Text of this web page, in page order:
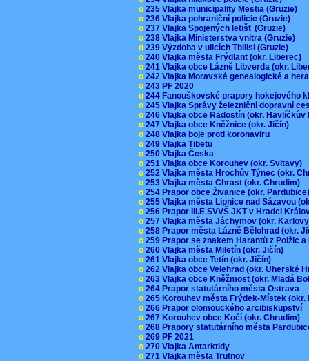
o 235 Vlajka municipality Mestia (Gruzie)
o 236 Vlajka pohraniční policie (Gruzie)
o 237 Vlajka Spojených letišť (Gruzie)
o 238 Vlajka Ministerstva vnitra (Gruzie)
o 239 Výzdoba v ulicích Tbilisi (Gruzie)
o 240 Vlajka města Frýdlant (okr. Liberec)
o 241 Vlajka obce Lázně Libverda (okr.
o 242 Vlajka Moravské genealogické a
o 243 PF 2020
o 244 Fanouškovské prapory hokejového
o 245 Vlajka Správy železniční dopravní
o 246 Vlajka obce Radostín (okr.
o 247 Vlajka obce Kněžnice (okr. Jičín)
o 248 Vlajka boje proti koronaviru
o 249 Vlajka Tibetu
o 250 Vlajka Česka
o 251 Vlajka obce Korouhev (okr. Svitavy)
o 252 Vlajka města Hrochův Týnec (okr.
o 253 Vlajka města Chrast (okr. Chrudim)
o 254 Prapor obce Živanice (okr.
o 255 Vlajka města Lipnice nad Sázavou
o 256 Prapor III.E SVVŠ JKT v Hradci
o 257 Vlajka města Jáchymov (okr.
o 258 Prapor města Lázně Bělohrad (okr.
o 259 Prapor se znakem Harantů z Polžic
o 260 Vlajka města Miletín (okr. Jičín)
o 261 Vlajka obce Tetín (okr. Jičín)
o 262 Vlajka obce Velehrad (okr. Uherské
o 263 Vlajka obce Kněžmost (okr. Mladá
o 264 Prapor statutárního města Ostrava
o 265 Korouhev města Frýdek-Místek
o 266 Prapor olomouckého arcibiskupství
o 267 Korouhev obce Kočí (okr. Chrudim)
o 268 Prapory statutárního města
o 269 PF 2021
o 270 Vlajka Antarktidy
o 271 Vlajka města Trutnov